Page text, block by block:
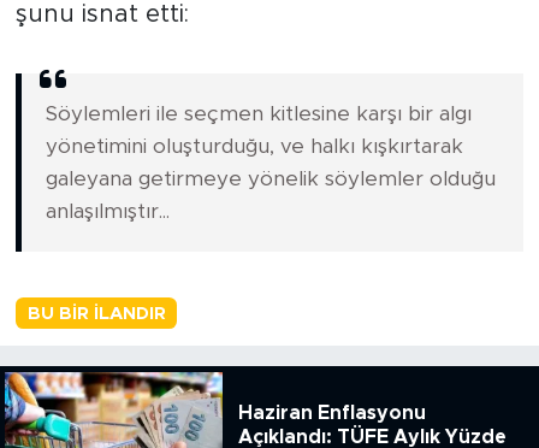
şunu isnat etti:
Söylemleri ile seçmen kitlesine karşı bir algı
yönetimini oluşturduğu, ve halkı kışkırtarak
galeyana getirmeye yönelik söylemler olduğu
anlaşılmıştır...
BU BIR İLANDIR
Haziran Enflasyonu
Açıklandı: TÜFE Aylık Yüzde